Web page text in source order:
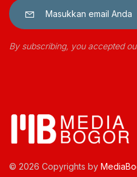
By subscribing, you accepted
© 2026 Copyrights by